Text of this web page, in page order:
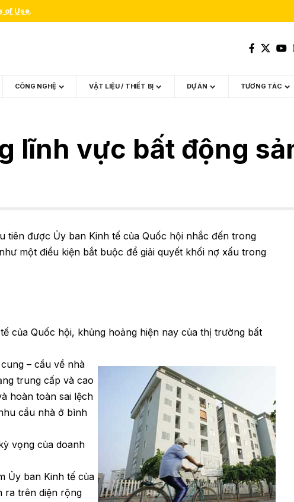
of Use.
CÔNG NGHỆ VẬT LIỆU / THIẾT BỊ DỰ ÁN TƯƠNG TÁC
lĩnh vực bất động
tiên được Ủy ban Kinh tế của Quốc hội nhắc đến trong
một điều kiện bắt buộc để giải quyết khối nợ xấu trong
của Quốc hội, khủng hoảng hiện nay của thị trường bất
– cầu về nhà
trung cấp và cao
hoàn toàn sai lệch
cầu nhà ở bình
vọng của doanh
Ủy ban Kinh tế của
ra trên diện rộng